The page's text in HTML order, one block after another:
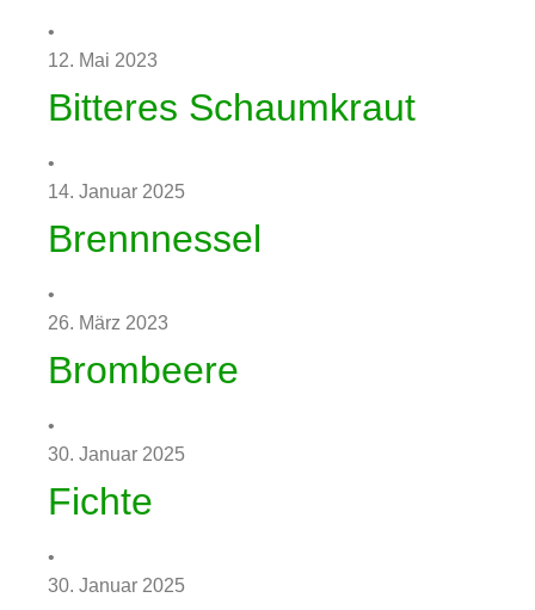
•
12. Mai 2023
Bitteres Schaumkraut
•
14. Januar 2025
Brennnessel
•
26. März 2023
Brombeere
•
30. Januar 2025
Fichte
•
30. Januar 2025